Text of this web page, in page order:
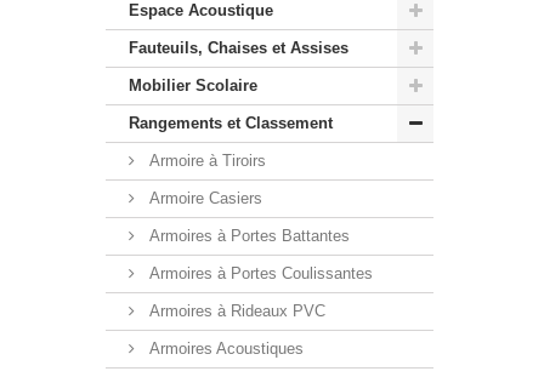
Espace Acoustique
Fauteuils, Chaises et Assises
Mobilier Scolaire
Rangements et Classement
Armoire à Tiroirs
Armoire Casiers
Armoires à Portes Battantes
Armoires à Portes Coulissantes
Armoires à Rideaux PVC
Armoires Acoustiques